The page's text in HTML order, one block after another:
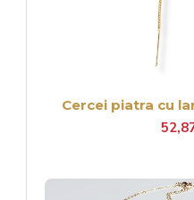
Cercei piatra cu